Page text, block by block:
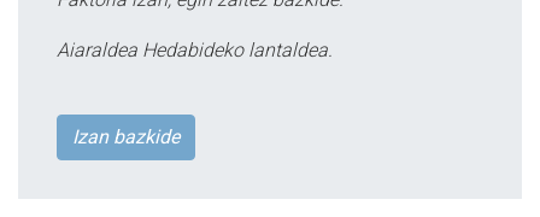
Aiaraldea Hedabideko lantaldea.
Izan bazkide